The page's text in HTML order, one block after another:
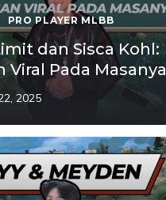
PRO PLAYER MLBB
dan Sisca Kohl:
Viral Pada Masanya
2025